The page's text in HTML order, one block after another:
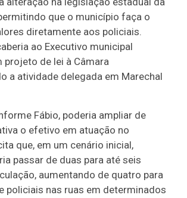
que o município faça o
diretamente aos policiais.
ao Executivo municipal
projeto de lei à Câmara
a atividade delegada em Marechal
Fábio, poderia ampliar de
o efetivo em atuação no
que, em um cenário inicial,
passar de duas para até seis
aumentando de quatro para
policiais nas ruas em determinados